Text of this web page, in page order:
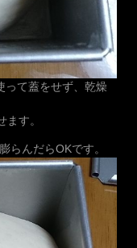
って蓋をせず、乾燥
ます。
らんだらOKです。